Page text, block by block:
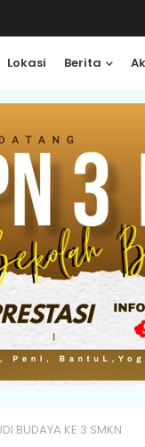
Lokasi Berita
BUDAYA KE 3 SMKN